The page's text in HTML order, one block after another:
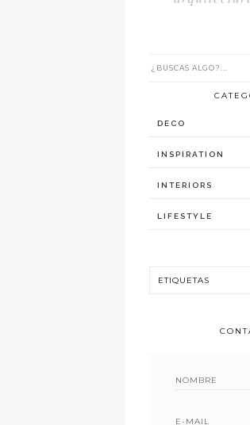
DECO
INSPIRATION
INTERIORS
LIFESTYLE